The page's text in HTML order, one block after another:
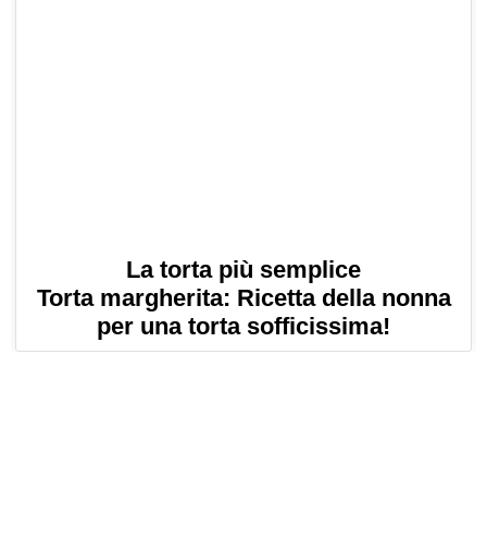
La torta più semplice
Torta margherita: Ricetta della nonna
per una torta sofficissima!